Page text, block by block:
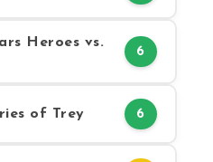
Heroes vs.
6
of Trey 6